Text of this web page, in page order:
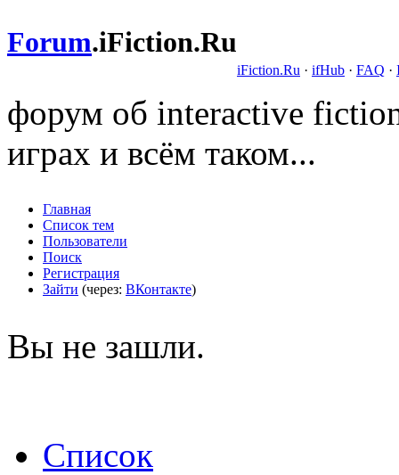
Forum.iFiction.Ru
iFiction.Ru · ifHub · FAQ ·
форум об interactive
играх и всём таком...
Главная
Список тем
Пользователи
Поиск
Регистрация
Зайти (через: ВКонтакте)
Вы не зашли.
Список